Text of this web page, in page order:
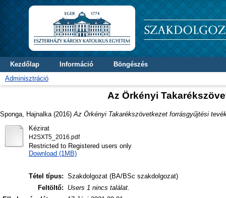
Kezdőlap Információ
Böngészés
Adminisztráció
Az Örkényi
Sponga, Hajnalka (2016) Az Örkényi Takarékszövetkezet forrásgyűjtési
Kézirat
H2SXT5_2016.pdf
Restricted to Registered users only
Download (1MB)
Tétel típus: Szakdolgozat (BA/BSc szakdolgozat)
Feltöltő:
Users 1 nincs találat.